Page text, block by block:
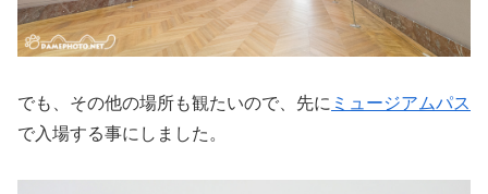
でも、その他の場所も観たいので、先に ミュージアムパス
で入場する事にしました。